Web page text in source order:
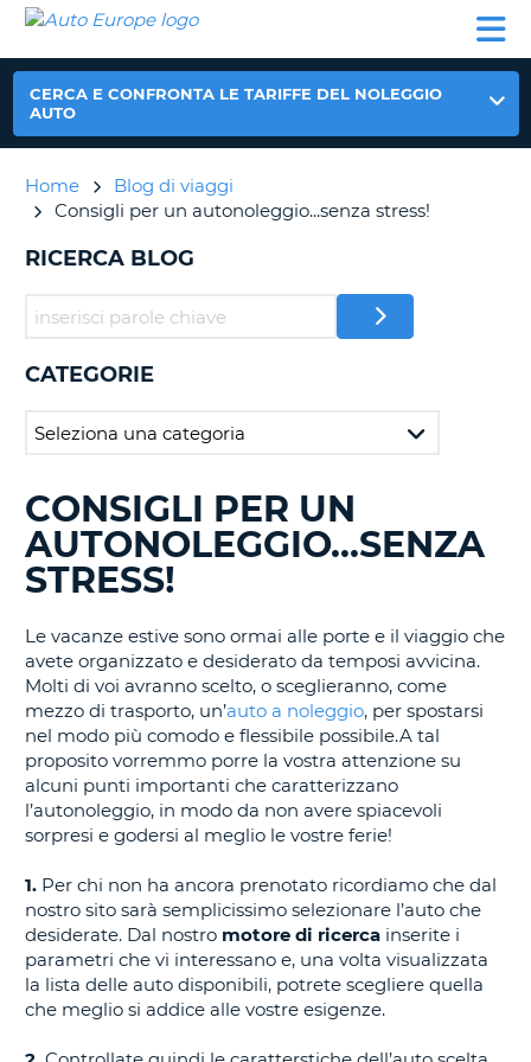
NOLEGGIO
NOLEGGIO
AUTO
EUROPE
NOLEGGIO
CAMPER
PARTNER
AIUTO
MIO
GESTISCI
ITALIA
CERCA E CONFRONTA LE TARIFFE DEL NOLEGGIO
AUTO
Home
Blog di viaggi
Consigli per un autonoleggio...senza stress!
RICERCA BLOG
CATEGORIE
RICERCA
BLOG
IN
CORSO......
CONSIGLI PER UN
AUTONOLEGGIO...SENZA
STRESS!
Le vacanze estive sono ormai alle porte e il viaggio che
avete organizzato e desiderato da temposi avvicina.
Molti di voi avranno scelto, o sceglieranno, come
mezzo di trasporto, un’auto a noleggio, per spostarsi
nel modo più comodo e flessibile possibile.A tal
proposito vorremmo porre la vostra attenzione su
alcuni punti importanti che caratterizzano
l’autonoleggio, in modo da non avere spiacevoli
sorpresi e godersi al meglio le vostre ferie!
1. Per chi non ha ancora prenotato ricordiamo che dal
nostro sito sarà semplicissimo selezionare l’auto che
desiderate. Dal nostro motore di ricerca inserite i
parametri che vi interessano e, una volta visualizzata
la lista delle auto disponibili, potrete scegliere quella
che meglio si addice alle vostre esigenze.